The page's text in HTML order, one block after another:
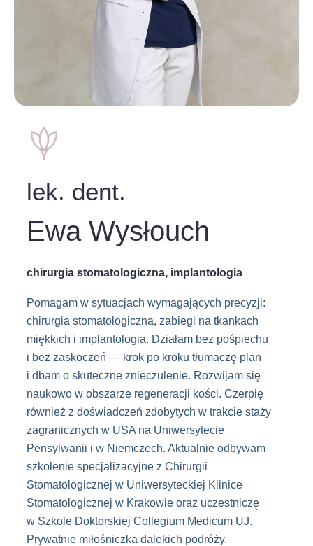
lek. dent.
Ewa Wysłouch
chirurgia stomatologiczna, implantologia
Pomagam w sytuacjach wymagających precyzji:
chirurgia stomatologiczna, zabiegi na tkankach
miękkich i implantologia. Działam bez pośpiechu
i bez zaskoczeń — krok po kroku tłumaczę plan
i dbam o skuteczne znieczulenie. Rozwijam się
naukowo w obszarze regeneracji kości. Czerpię
również z doświadczeń zdobytych w trakcie staży
zagranicznych w USA na Uniwersytecie
Pensylwanii i w Niemczech. Aktualnie odbywam
szkolenie specjalizacyjne z Chirurgii
Stomatologicznej w Uniwersyteckiej Klinice
Stomatologicznej w Krakowie oraz uczestniczę
w Szkole Doktorskiej Collegium Medicum UJ.
Prywatnie miłośniczka dalekich podróży.